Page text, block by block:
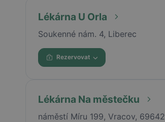
Lékárna U Orla
Soukenné nám. 4, Liberec
Rezervovat
Lékárna Na městečku
náměstí Míru 199, Vracov, 69642